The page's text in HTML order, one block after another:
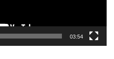
03:54